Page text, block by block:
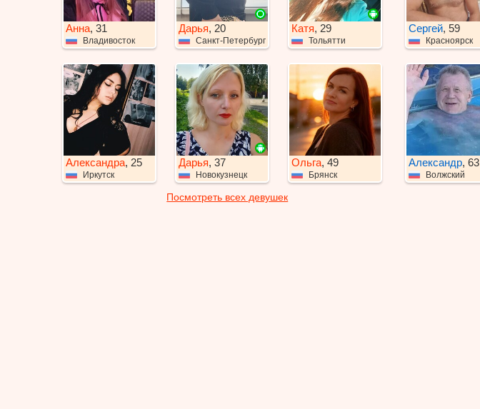
Анна, 31
Владивосток
Дарья, 20
Санкт-Петербург
Катя, 29
Тольятти
Александра, 25
Иркутск
Дарья, 37
Новокузнецк
Ольга, 49
Брянск
Посмотреть всех девушек
Сергей, 59
Красноярск
Александр, 63
Волжский